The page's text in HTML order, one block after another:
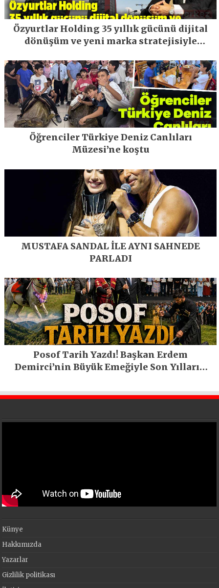
Özyurtlar Holding 35 yıllık gücünü dijital
dönüşüm ve yeni marka stratejisiyle
Öğrenciler Türkiye Deniz Canlıları
Müzesi’ne koştu
MUSTAFA SANDAL İLE AYNI SAHNEDE
PARLADI
Posof Tarih Yazdı! Başkan Erdem
Demirci’nin Büyük Emeğiyle Son Yılların
Künye
Hakkımızda
Yazarlar
Gizlilik politikası